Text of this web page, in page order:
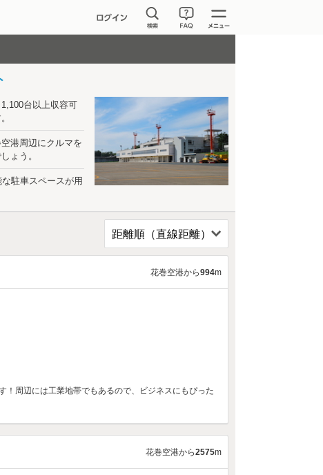
台以上収容可
港周辺にクルマを
ょう。
駐車スペースが用
花巻空港から994m
！周辺には工業地帯でもあるので、ビジネスにもぴった
花巻空港から2575m